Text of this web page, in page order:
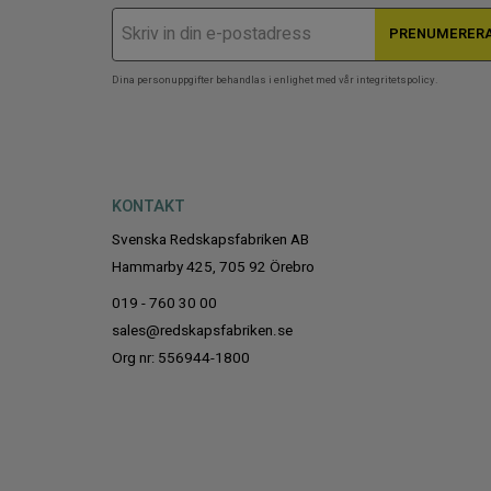
Dina personuppgifter behandlas i enlighet med vår integritetspolicy.
KONTAKT
Svenska Redskapsfabriken AB
Hammarby 425, 705 92 Örebro
019 - 760 30 00
sales@redskapsfabriken.se
Org nr: 556944-1800